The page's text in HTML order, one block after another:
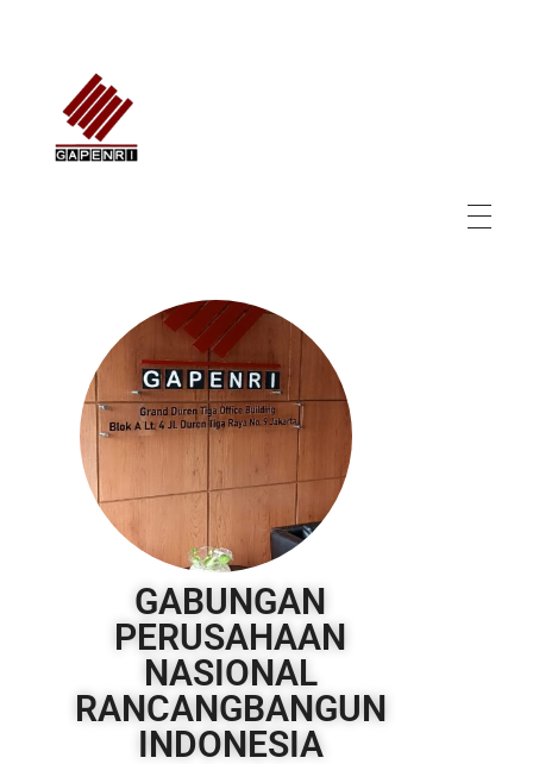
GABUNGAN
PERUSAHAAN
NASIONAL
RANCANGBANGUN
INDONESIA